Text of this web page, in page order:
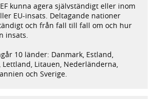
kunna agera självständigt eller inom
EU-insats. Deltagande nationer
och från fall till fall om och hur
insats.
10 länder: Danmark, Estland,
Lettland, Litauen, Nederländerna,
och Sverige.